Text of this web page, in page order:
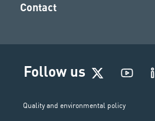
Contact
Follow us
Quality and environmental policy